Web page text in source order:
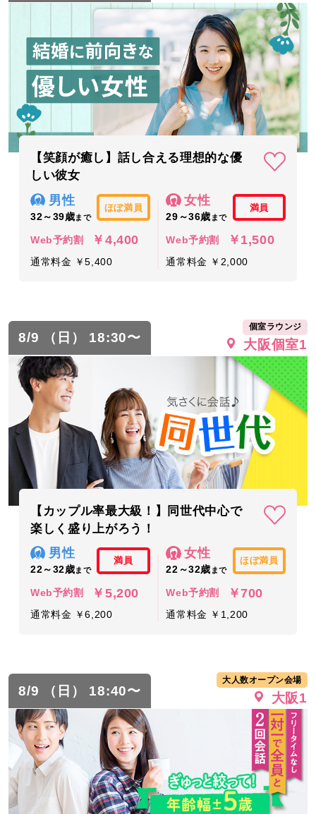
【笑顔が癒し】話し合える理想的な優
しい彼女
男性
32～39歳まで
ほぼ満員
Web予約割 ￥4,400
通常料金 ￥5,400
女性
29～36歳 まで
満員
Web予約割 ￥1,500
通常料金 ￥2,000
8/9 （日） 18:30〜
個室ラウンジ
大阪個室1
【カップル率最大級！】同世代中心で
楽しく盛り上がろう！
男性
22～32歳まで
満員
Web予約割 ￥5,200
通常料金 ￥6,200
女性
22～32歳 まで
ほぼ満員
Web予約割 ￥700
通常料金 ￥1,200
8/9 （日） 18:40〜
大人数オープン会場
大阪1